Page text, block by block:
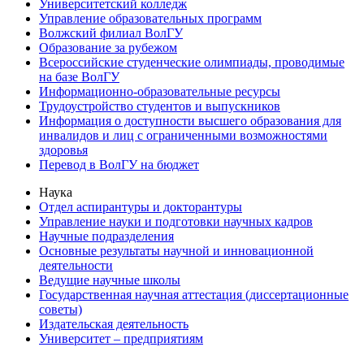
Университетский колледж
Управление образовательных программ
Волжский филиал ВолГУ
Образование за рубежом
Всероссийские студенческие олимпиады, проводимые
на базе ВолГУ
Информационно-образовательные ресурсы
Трудоустройство студентов и выпускников
Информация о доступности высшего образования для
инвалидов и лиц с ограниченными возможностями
здоровья
Перевод в ВолГУ на бюджет
Наука
Отдел аспирантуры и докторантуры
Управление науки и подготовки научных кадров
Научные подразделения
Основные результаты научной и инновационной
деятельности
Ведущие научные школы
Государственная научная аттестация (диссертационные
советы)
Издательская деятельность
Университет – предприятиям